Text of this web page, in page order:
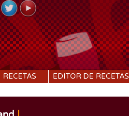
RECETAS EDITOR DE RECETAS